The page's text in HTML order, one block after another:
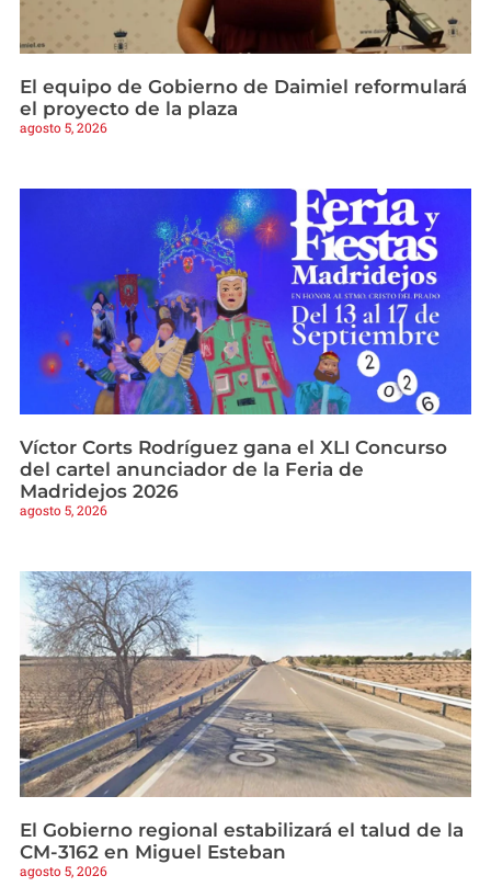
El equipo de Gobierno de Daimiel reformulará
el proyecto de la plaza
agosto 5, 2026
Víctor Corts Rodríguez gana el XLI Concurso
del cartel anunciador de la Feria de
Madridejos 2026
agosto 5, 2026
El Gobierno regional estabilizará el talud de la
CM-3162 en Miguel Esteban
agosto 5, 2026